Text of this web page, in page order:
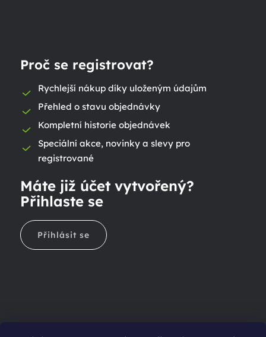
Proč se registrovat?
Rychlejší nákup díky uloženým údajům
Přehled o stavu objednávky
Kompletní historie objednávek
Speciální akce, novinky a slevy pro
registrované
Máte již účet vytvořený?
Přihlaste se
Přihlásit se